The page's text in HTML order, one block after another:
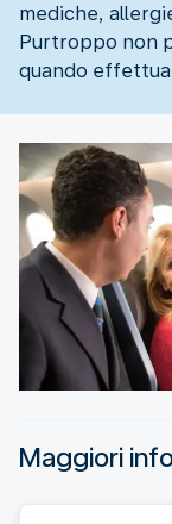
mediche,
Purtroppo non
quando effettua
Maggiori